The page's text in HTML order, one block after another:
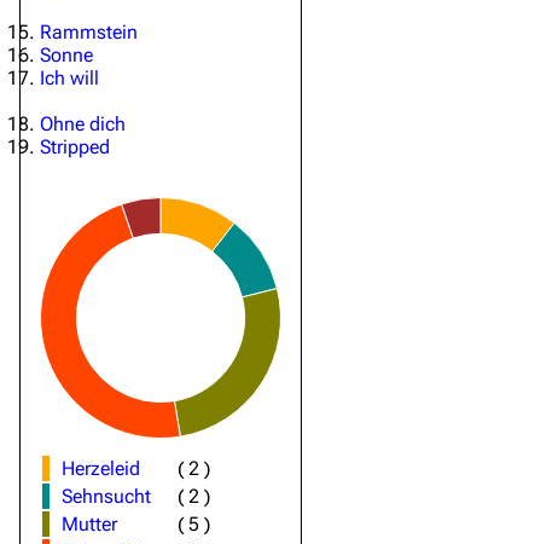
Rammstein
Sonne
Ich will
Ohne dich
Stripped
Herzeleid (2 )
Sehnsucht
(2 )
Mutter
(5 )